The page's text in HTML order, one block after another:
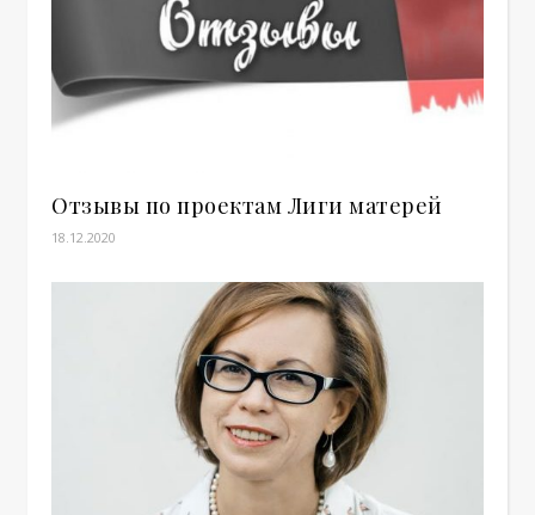
Отзывы по проектам Лиги матерей
18.12.2020